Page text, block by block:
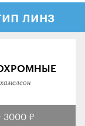
линз
хамелеон
3000 ₽